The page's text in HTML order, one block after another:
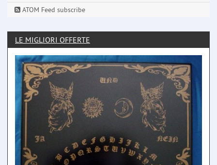
ATOM Feed subscribe
LE MIGLIORI OFFERTE